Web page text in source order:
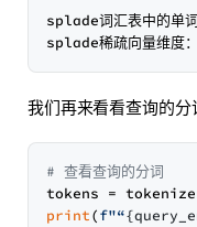
splade词汇表中的单
我们再来看看查询的分
# 查看查询的分词
tokens =
print(f"“